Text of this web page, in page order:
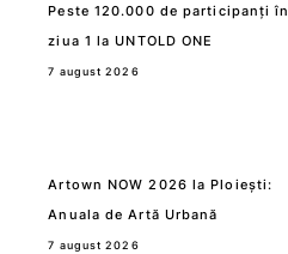
Peste 120.000 de participanți în
ziua 1 la UNTOLD ONE
7 august 2026
Artown NOW 2026 la Ploiești:
Anuala de Artă Urbană
7 august 2026